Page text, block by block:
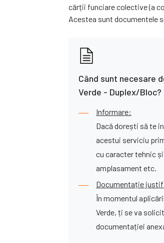
cărții funciare colective (a
Acestea sunt documentele
Când sunt necesare
Verde - Duplex/Bloc?
Informare:
Dacă dorești să te
acestui serviciu
cu caracter tehnic
amplasament etc.
Documentație
În momentul
Verde, ți se va
documentației